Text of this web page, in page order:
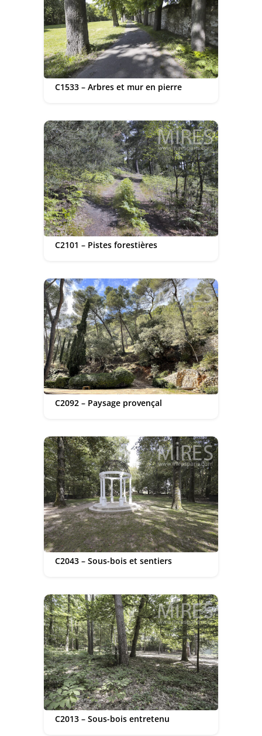
C1533 – Arbres et mur en pierre
C2101 – Pistes forestières
C2092 – Paysage provençal
C2043 – Sous-bois et sentiers
C2013 – Sous-bois entretenu